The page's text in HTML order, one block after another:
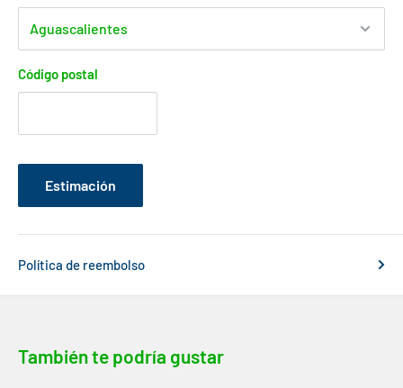
Código postal
Estimación
Política de reembolso
También te podría gustar